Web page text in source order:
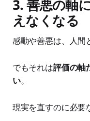
3. 善悪の軸
えなくなる
感動や善悪は、人間
でもそれは評価の軸
い。
現実を直すのに必要